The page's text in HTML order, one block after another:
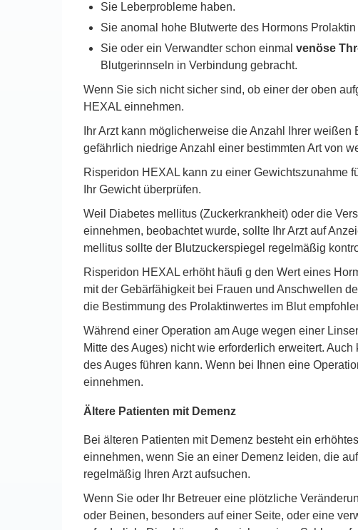
Sie Leberprobleme haben.
Sie anomal hohe Blutwerte des Hormons
Sie oder ein Verwandter schon einmal venöse
Blutgerinnseln in Verbindung gebracht.
Wenn Sie sich nicht sicher sind, ob einer der oben
HEXAL einnehmen.
Ihr Arzt kann möglicherweise die Anzahl Ihrer
gefährlich niedrige Anzahl einer bestimmten Art von
Risperidon HEXAL kann zu einer Gewichtszunahme
Ihr Gewicht überprüfen.
Weil Diabetes mellitus (Zuckerkrankheit) oder die
einnehmen, beobachtet wurde, sollte Ihr Arzt auf
mellitus sollte der Blutzuckerspiegel regelmäßig
Risperidon HEXAL erhöht häufi g den Wert eines
mit der Gebärfähigkeit bei Frauen und Anschwellen
die Bestimmung des Prolaktinwertes im Blut
Während einer Operation am Auge wegen einer
Mitte des Auges) nicht wie erforderlich erweitert.
des Auges führen kann. Wenn bei Ihnen eine
einnehmen.
Ältere Patienten mit Demenz
Bei älteren Patienten mit Demenz besteht ein
einnehmen, wenn Sie an einer Demenz leiden, die
regelmäßig Ihren Arzt aufsuchen.
Wenn Sie oder Ihr Betreuer eine plötzliche
oder Beinen, besonders auf einer Seite, oder eine